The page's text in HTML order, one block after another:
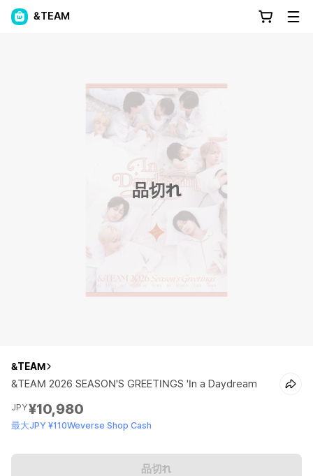
&TEAM
品切れ
&TEAM
&TEAM 2026 SEASON'S GREETINGS 'In a Daydream
JPY¥10,980
最大JPY ¥110Weverse Shop Cash
品切れ